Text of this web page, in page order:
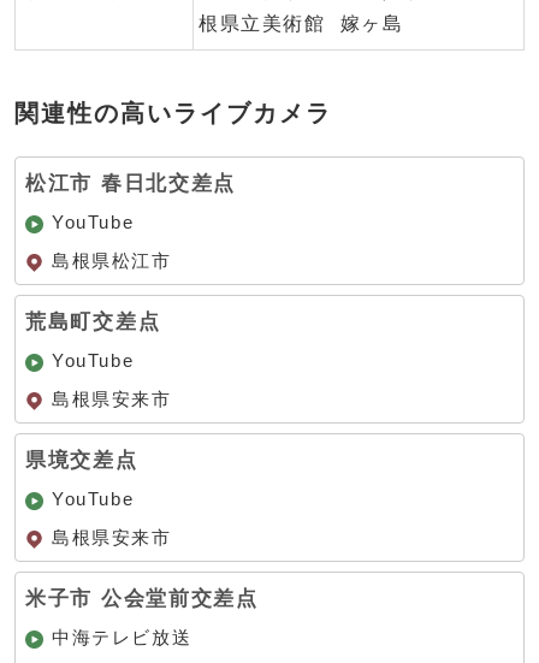
根県立美術館
嫁ヶ島
関連性の高いライブカメラ
松江市 春日北交差点
YouTube
島根県松江市
荒島町交差点
YouTube
島根県安来市
県境交差点
YouTube
島根県安来市
米子市 公会堂前交差点
中海テレビ放送